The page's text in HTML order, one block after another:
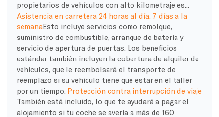
propietarios de vehículos con alto kilometraje es...
Asistencia en carretera 24 horas al día, 7 días a la
semanaEsto incluye servicios como remolque,
suministro de combustible, arranque de batería y
servicio de apertura de puertas. Los beneficios
estándar también incluyen la cobertura de alquiler de
vehículos, que le reembolsará el transporte de
reemplazo si su vehículo tiene que estar en el taller
por un tiempo. Protección contra interrupción de viaje
También está incluido, lo que te ayudará a pagar el
alojamiento si tu coche se avería a más de 160